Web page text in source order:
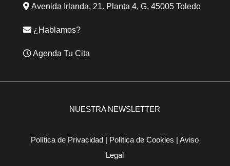
Avenida Irlanda, 21. Planta 4, G, 45005 Toledo
¿Hablamos?
Agenda Tu Cita
NUESTRA NEWSLETTER
Política de Privacidad | Política de Cookies |Aviso
Legal